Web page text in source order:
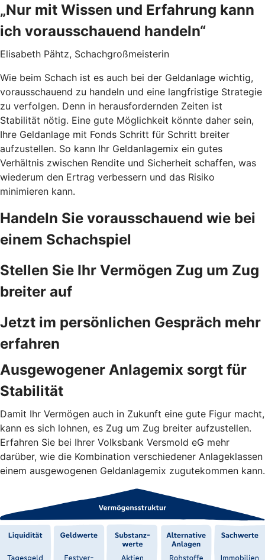
„Nur mit Wissen und Erfahrung kann
ich vorausschauend handeln“
Elisabeth Pähtz, Schachgroßmeisterin
Wie beim Schach ist es auch bei der Geldanlage wichtig,
vorausschauend zu handeln und eine langfristige Strategie
zu verfolgen. Denn in herausfordernden Zeiten ist
Stabilität nötig. Eine gute Möglichkeit könnte daher sein,
Ihre Geldanlage mit Fonds Schritt für Schritt breiter
aufzustellen. So kann Ihr Geldanlagemix ein gutes
Verhältnis zwischen Rendite und Sicherheit schaffen, was
wiederum den Ertrag verbessern und das Risiko
minimieren kann.
Handeln Sie vorausschauend wie bei
einem Schachspiel
Stellen Sie Ihr Vermögen Zug um Zug
breiter auf
Jetzt im persönlichen Gespräch mehr
erfahren
Ausgewogener Anlagemix sorgt für
Stabilität
Damit Ihr Vermögen auch in Zukunft eine gute Figur macht,
kann es sich lohnen, es Zug um Zug breiter aufzustellen.
Erfahren Sie bei Ihrer Volksbank Versmold eG mehr
darüber, wie die Kombination verschiedener Anlageklassen
einem ausgewogenen Geldanlagemix zugutekommen kann.